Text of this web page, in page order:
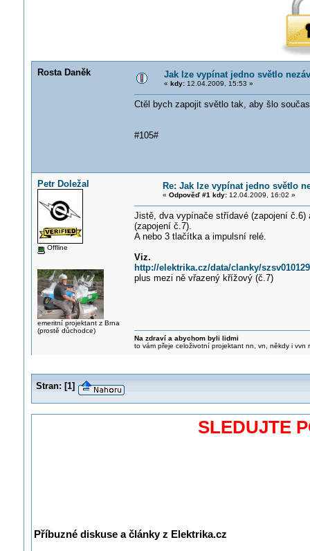
Rosta Daněk Jak lze vypínat jedno světlo
« kdy:12.04.2009, 15:53 »
Ctěl bych zapojit světlo tak, aby šlo
#105#
Petr Doležal
Offline
emeritní projektant z Brna
(prostě důchodce)
Re: Jak lze vypínat jedno světlo
« Odpověď #1 kdy:12.04.2009, 16:02 »
Jistě, dva vypínače střídavé (zapojení č.6)
(zapojení č.7).
A nebo 3 tlačítka a impulsní relé.
Viz.
http://elektrika.cz/data/clanky/szsv010129
plus mezi ně vřazený křížový (č.7)
Na zdraví a abychom byli lidmi
to vám přeje celoživotní projektant nn, vn, někdy i vvn
Stran: [1]
SLEDUJTE
Příbuzné diskuse a články z Elektrika.cz